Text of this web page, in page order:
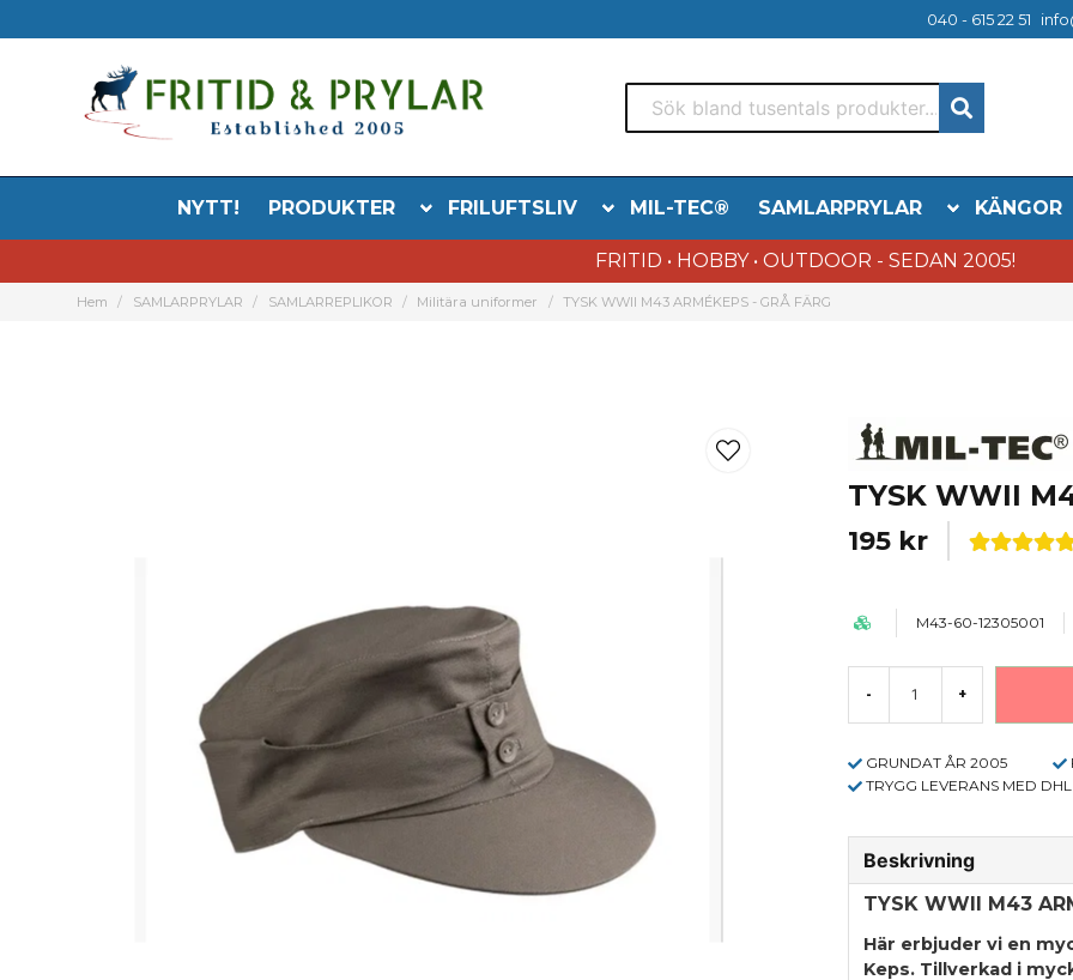
040 - 615 22 51
NYTT! PRODUKTER FRILUFTSLIV MIL-TEC® SAMLARPRYLAR KÄNGOR
FRITID • HOBBY • OUTDOOR - SEDAN 2005!
Hem SAMLARPRYLAR SAMLARREPLIKOR Militära uniformer TYSK WWII M43 ARMÉKEPS - GRÅ FÄRG
TYSK WWII
195 kr
M43-60-12305001
- +
GRUNDAT ÅR 2005
TRYGG LEVERANS MED DHL
Beskrivning
TYSK WWII M43
Här erbjuder vi en
Keps. Tillverkad i